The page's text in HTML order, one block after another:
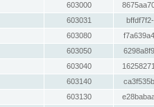
603000
603031
603080
603050
603040
603140
603130